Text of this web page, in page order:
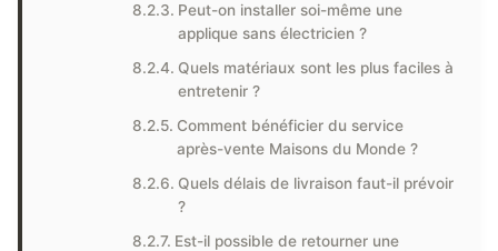
Peut-on installer soi-même une
applique sans électricien ?
Quels matériaux sont les plus faciles à
entretenir ?
Comment bénéficier du service
après-vente Maisons du Monde ?
Quels délais de livraison faut-il prévoir
?
Est-il possible de retourner une